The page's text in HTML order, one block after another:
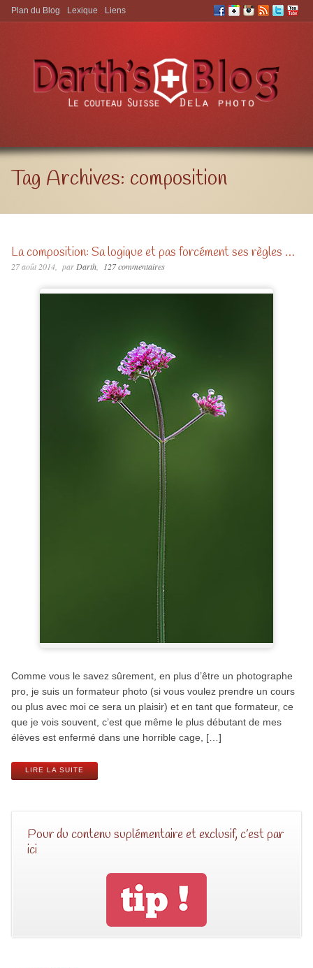
Aller à:
Plan du Blog Lexique Liens
Tag Archives: composition
La composition: Sa logique et pas forcément ses règles …
27 août 2014 parDarth 127 commentaires
Comme vous le savez sûrement, en plus d’être un photographe
pro, je suis un formateur photo (si vous voulez prendre un cours
ou plus avec moi ce sera un plaisir) et en tant que formateur, ce
que je vois souvent, c’est que même le plus débutant de mes
élèves est enfermé dans une horrible cage, […]
LIRE LA SUITE
Pour du contenu suplémentaire et exclusif, c’est par
ici